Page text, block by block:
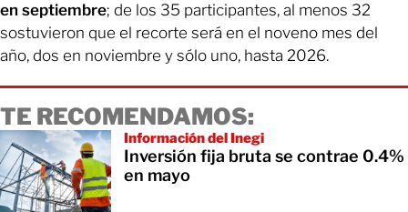
en septiembre; de los 35 participantes, al menos 32
sostuvieron que el recorte será en el noveno mes del
año, dos en noviembre y sólo uno, hasta 2026.
TE RECOMENDAMOS:
Información del Inegi
Inversión fija bruta se contrae 0.4%
en mayo